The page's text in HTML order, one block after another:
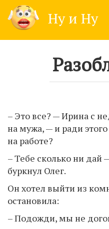
content
Ну и Ну
– Это все? — Ирина с
на мужа, — и ради
на работе?
– Тебе сколько ни дай
буркнул Олег.
Он хотел выйти из
остановила:
– Подожди, мы не